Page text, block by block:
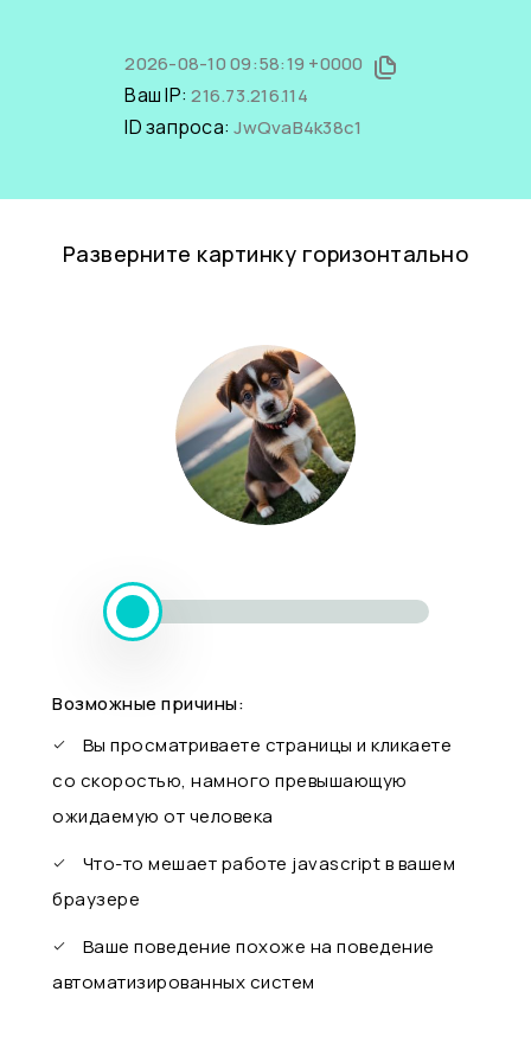
2026-08-10 09:58:19 +0000
Ваш IP:216.73.216.114
ID запроса:JwQvaB4k38c1
Разверните картинку горизонтально
Возможные причины:
Вы просматриваете страницы и кликаете
со скоростью, намного превышающую
ожидаемую от человека
Что-то мешает работе javascript в вашем
браузере
Ваше поведение похоже на поведение
автоматизированных систем